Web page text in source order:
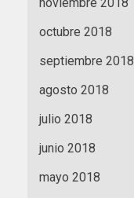
octubre 2018
septiembre 2018
agosto 2018
julio 2018
junio 2018
mayo 2018